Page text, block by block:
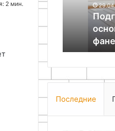
2 мин.
и
чернового
29.04.2026
фанеры
Последние